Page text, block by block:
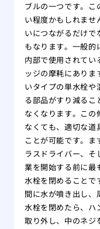
ブルの一つです。こ
い程度かもしれま
いにつながるだけで
もなります。一般的
内部で使用されてい
ッジの摩耗にあり
いタイプの単水栓
る部品がすり減るこ
なくなります。この
なくても、適切な道
ことが可能です。
ラスドライバー、
業を開始する前に最
水栓を閉めることで
間に水が噴き出し
水栓を閉めたら、ハ
取り外し、中のネジ